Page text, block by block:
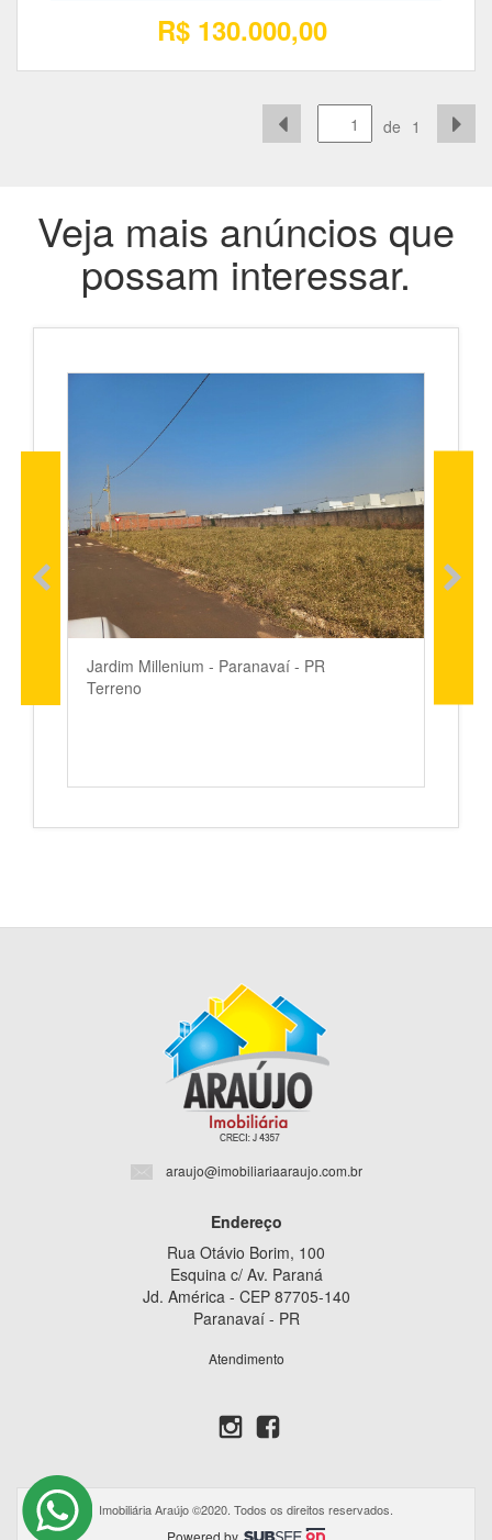
R$ 130.000,00
de 1
Veja mais anúncios que
possam interessar.
Jardim Millenium - Paranavaí - PR
Terreno
araujo@imobiliariaaraujo.com.br
Endereço
Rua Otávio Borim, 100
Esquina c/ Av. Paraná
Jd. América - CEP 87705-140
Paranavaí - PR
Atendimento
Imobiliária Araújo ©2020. Todos os direitos reservados.
Powered by